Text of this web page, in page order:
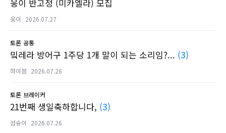
웅이 반고정 (미카엘라) 모집
웅이 2026.07.27
토론 공통
밐레라 방어구 1주당 1개 말이 되는 소리임?... (3)
하이븜 2026.07.26
토론 브레이커
21번째 생일축하합니다, (3)
섬슝이 2026.07.26